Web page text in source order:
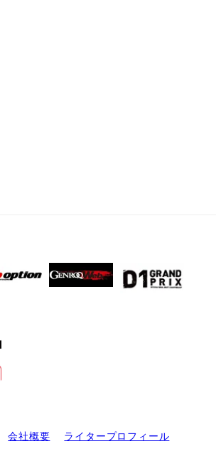
会社概要 ライタープロフィール